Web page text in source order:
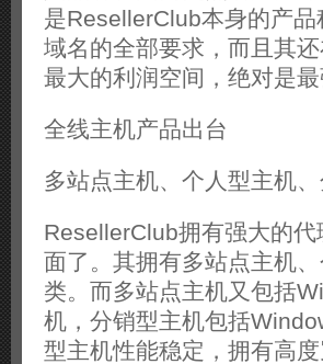
是ResellerClub本身的产
域名的全部要求，而且其
最大的利润空间，绝对是
全线主机产品出台
多站点主机、个人型主机
ResellerClub拥有强大的
面了。其拥有多站点主机
类。而多站点主机又包括
机，分销型主机包括
型主机性能稳定，拥有高